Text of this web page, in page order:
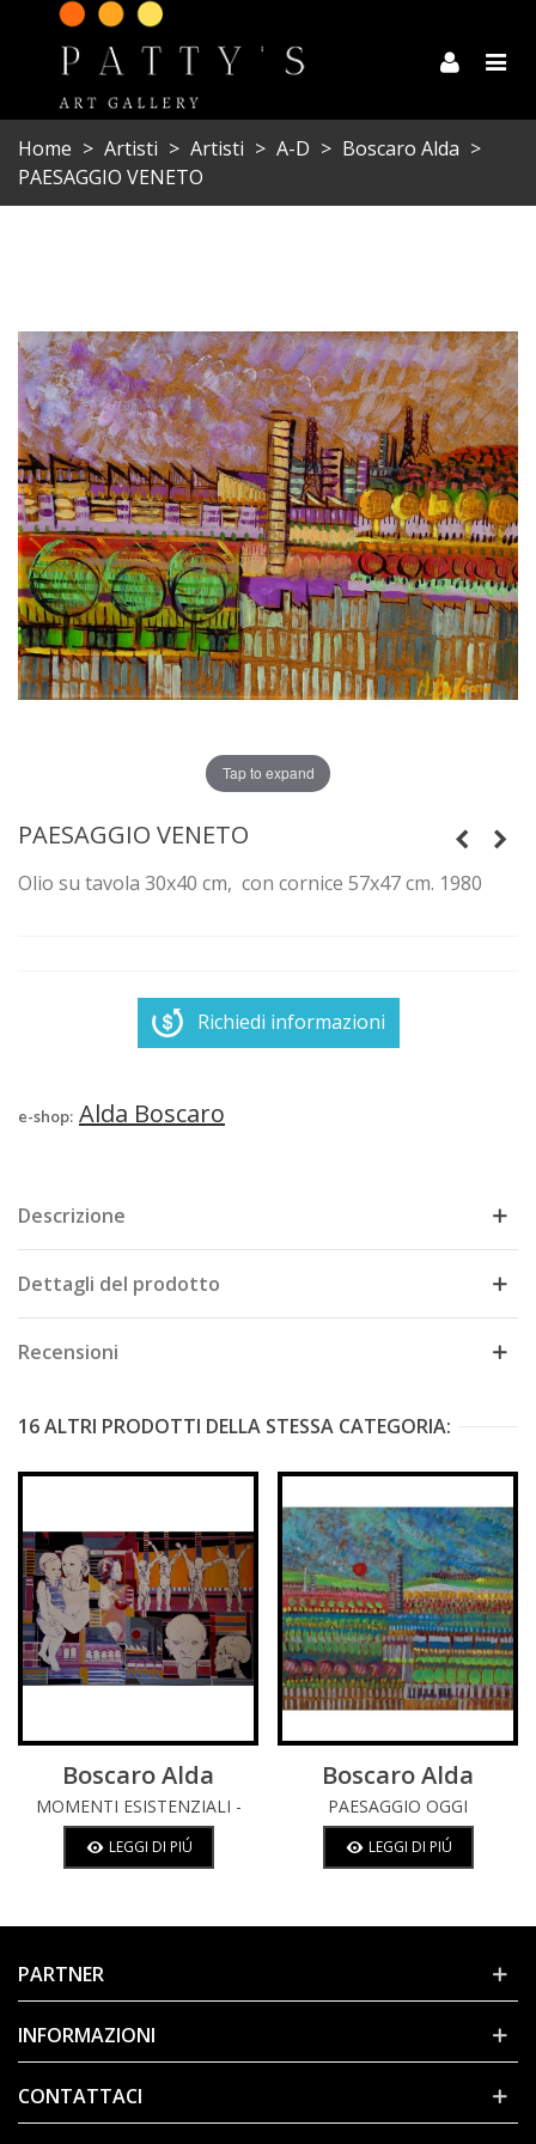
Home > Artisti > Artisti > A-D > Boscaro Alda >
PAESAGGIO VENETO
Tap to expand
PAESAGGIO VENETO
Olio su tavola 30x40 cm, con cornice 57x47 cm. 1980
Richiedi informazioni
e-shop: Alda Boscaro
Descrizione
Dettagli del prodotto
Recensioni
16 ALTRI PRODOTTI DELLA STESSA CATEGORIA:
Boscaro Alda
MOMENTI ESISTENZIALI -
ANALISI
LEGGI DI PIÚ
Boscaro Alda
PAESAGGIO OGGI
LEGGI DI PIÚ
PARTNER
INFORMAZIONI
CONTATTACI